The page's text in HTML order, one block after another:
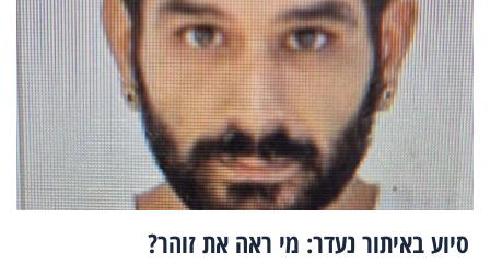
סיוע באיתור נעדר: מי ראה את זוהר?